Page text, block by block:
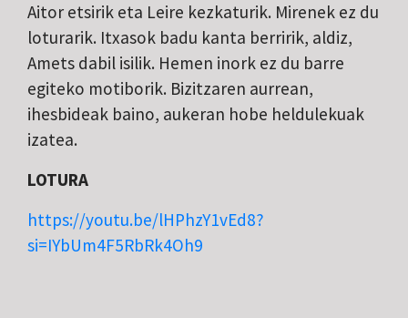
Aitor etsirik eta Leire kezkaturik. Mirenek ez du
loturarik. Itxasok badu kanta berririk, aldiz,
Amets dabil isilik. Hemen inork ez du barre
egiteko motiborik. Bizitzaren aurrean,
ihesbideak baino, aukeran hobe heldulekuak
izatea.
LOTURA
https://youtu.be/lHPhzY1vEd8?
si=IYbUm4F5RbRk4Oh9